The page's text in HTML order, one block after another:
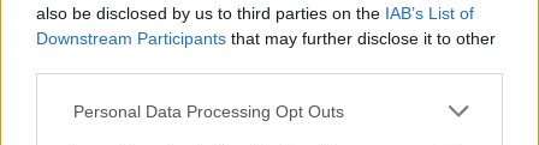
also be disclosed by us to third parties on the IAB’s List of
Downstream Participants that may further disclose it to other
Please note that this website/app uses one or more Google
Personal Data Processing Opt Outs